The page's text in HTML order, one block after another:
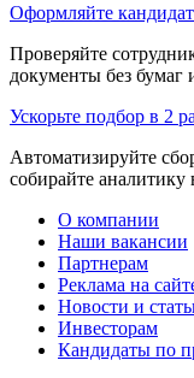
Оформляйте
Проверяйте
документы без бумаг
Ускорьте подбор в 2
Автоматизируйте
собирайте аналитику
О компании
Наши вакансии
Партнерам
Реклама на
Новости и
Инвесторам
Кандидаты по